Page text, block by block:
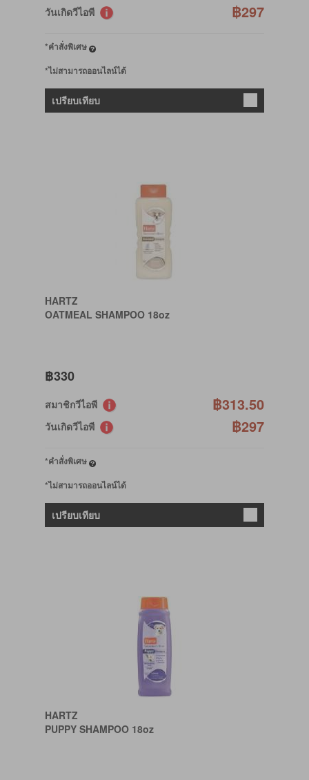
วันเกิดวีไอพี ฿297
*คำสั่งพิเศษ
*ไม่สามารถออนไลน์ได้
เปรียบเทียบ
HARTZ
OATMEAL SHAMPOO 18oz
฿330
สมาชิกวีไอพี ฿313.50
วันเกิดวีไอพี ฿297
*คำสั่งพิเศษ
*ไม่สามารถออนไลน์ได้
เปรียบเทียบ
HARTZ
PUPPY SHAMPOO 18oz